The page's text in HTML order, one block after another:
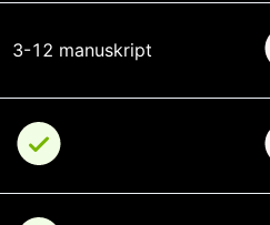
3-12 manuskript